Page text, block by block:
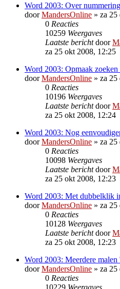
Word 2003: Over
doorMandersOnline » za 25
0 Reacties
10259 Weergaves
Laatste berichtdoor
za 25 okt 2008, 12:25
Word 2003: Opmaak
doorMandersOnline » za 25
0 Reacties
10196 Weergaves
Laatste berichtdoor
za 25 okt 2008, 12:24
Word 2003: Nog
doorMandersOnline » za 25
0 Reacties
10098 Weergaves
Laatste berichtdoor
za 25 okt 2008, 12:23
Word 2003: Met dubbelklik
doorMandersOnline » za 25
0 Reacties
10128 Weergaves
Laatste berichtdoor
za 25 okt 2008, 12:23
Word 2003: Meerdere
doorMandersOnline » za 25
0 Reacties
10229 Weergaves